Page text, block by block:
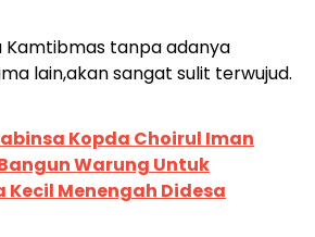
Kamtibmas tanpa adanya
lain,akan sangat sulit terwujud.
Kopda Choirul Iman
Warung Untuk
Kecil Menengah Didesa